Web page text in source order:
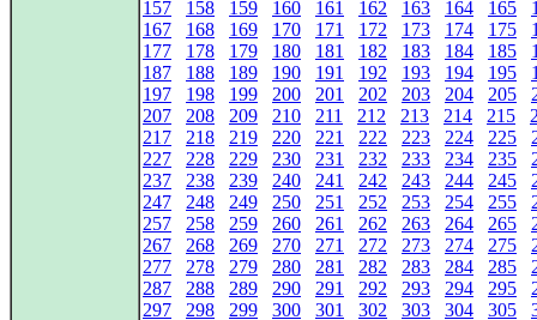
157
158 159 160 161 162 163 164 165
167
168 169 170 171 172 173 174 175
177
178 179 180 181 182 183 184 185
187
188 189 190 191 192 193 194 195
197
198 199 200 201 202 203 204 205
207
208 209 210 211 212 213 214 215
217
218 219 220 221 222 223 224 225
227
228 229 230 231 232 233 234 235
237
238 239 240 241 242 243 244 245
247
248 249 250 251 252 253 254 255
257
258 259 260 261 262 263 264 265
267
268 269 270 271 272 273 274 275
277
278 279 280 281 282 283 284 285
287
288 289 290 291 292 293 294 295
297
298 299 300 301 302 303 304 305